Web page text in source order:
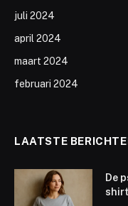
juli 2024
april 2024
maart 2024
februari 2024
LAATSTE
De
shirt